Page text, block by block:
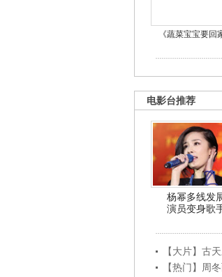
《蔬菜宝宝要回
电影台推荐
杨幂多线发
演员变身歌
【大片】古
【热门】周